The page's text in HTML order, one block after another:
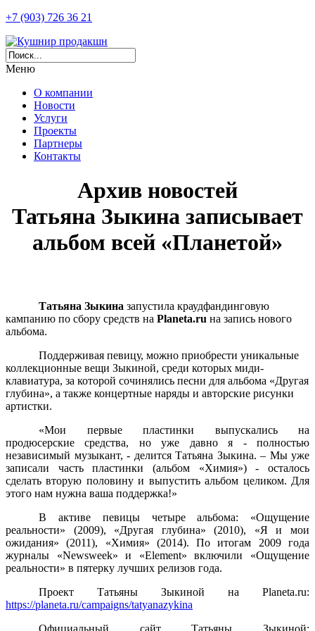
+7 (903) 726 36 21
Меню
О компании
Новости
Услуги
Проекты
Партнеры
Контакты
Архив новостей
Татьяна Зыкина записывает
альбом всей «Планетой»
Татьяна Зыкина запустила краудфандинговую
кампанию по сбору средств на Planeta.ru на запись нового
альбома.
Поддерживая певицу, можно приобрести уникальные
коллекционные вещи Зыкиной, среди которых миди-
клавиатура, за которой сочинялись песни для альбома «Другая
глубина», а также концертные наряды и авторские рисунки
артистки.
«Мои первые пластинки выпускались на
продюсерские средства, но уже давно я - полностью
независимый музыкант, - делится Татьяна Зыкина. – Мы уже
записали часть пластинки (альбом «Химия») - осталось
сделать вторую половину и выпустить альбом целиком. Для
этого нам нужна ваша поддержка!»
В активе певицы четыре альбома: «Ощущение
реальности» (2009), «Другая глубина» (2010), «Я и мои
ожидания» (2011), «Химия» (2014). По итогам 2009 года
журналы «Newsweek» и «Element» включили «Ощущение
реальности» в пятерку лучших релизов года.
Проект Татьяны Зыкиной на Planeta.ru:
https://planeta.ru/campaigns/tatyanazykina
Официальный сайт Татьяны Зыкиной: